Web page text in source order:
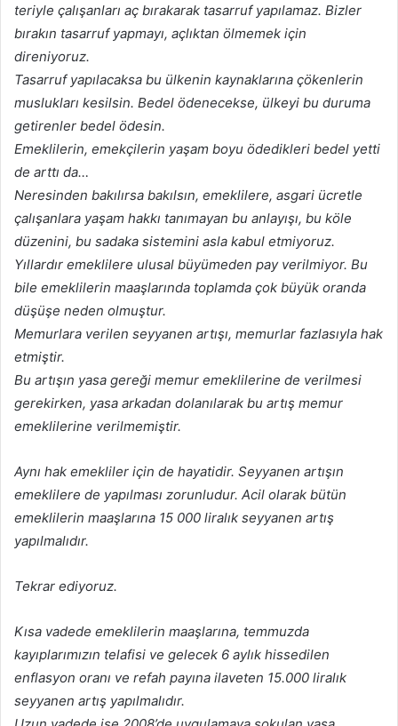
teriyle çalışanları aç bırakarak tasarruf yapılamaz. Bizler
bırakın tasarruf yapmayı, açlıktan ölmemek için
direniyoruz.
Tasarruf yapılacaksa bu ülkenin kaynaklarına çökenlerin
muslukları kesilsin. Bedel ödenecekse, ülkeyi bu duruma
getirenler bedel ödesin.
Emeklilerin, emekçilerin yaşam boyu ödedikleri bedel yetti
de arttı da…
Neresinden bakılırsa bakılsın, emeklilere, asgari ücretle
çalışanlara yaşam hakkı tanımayan bu anlayışı, bu köle
düzenini, bu sadaka sistemini asla kabul etmiyoruz.
Yıllardır emeklilere ulusal büyümeden pay verilmiyor. Bu
bile emeklilerin maaşlarında toplamda çok büyük oranda
düşüşe neden olmuştur.
Memurlara verilen seyyanen artışı, memurlar fazlasıyla hak
etmiştir.
Bu artışın yasa gereği memur emeklilerine de verilmesi
gerekirken, yasa arkadan dolanılarak bu artış memur
emeklilerine verilmemiştir.
Aynı hak emekliler için de hayatidir. Seyyanen artışın
emeklilere de yapılması zorunludur. Acil olarak bütün
emeklilerin maaşlarına 15 000 liralık seyyanen artış
yapılmalıdır.
Tekrar ediyoruz.
Kısa vadede emeklilerin maaşlarına, temmuzda
kayıplarımızın telafisi ve gelecek 6 aylık hissedilen
enflasyon oranı ve refah payına ilaveten 15.000 liralık
seyyanen artış yapılmalıdır.